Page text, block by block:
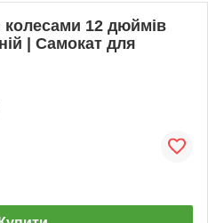
колесами 12 дюймів
| Самокат для